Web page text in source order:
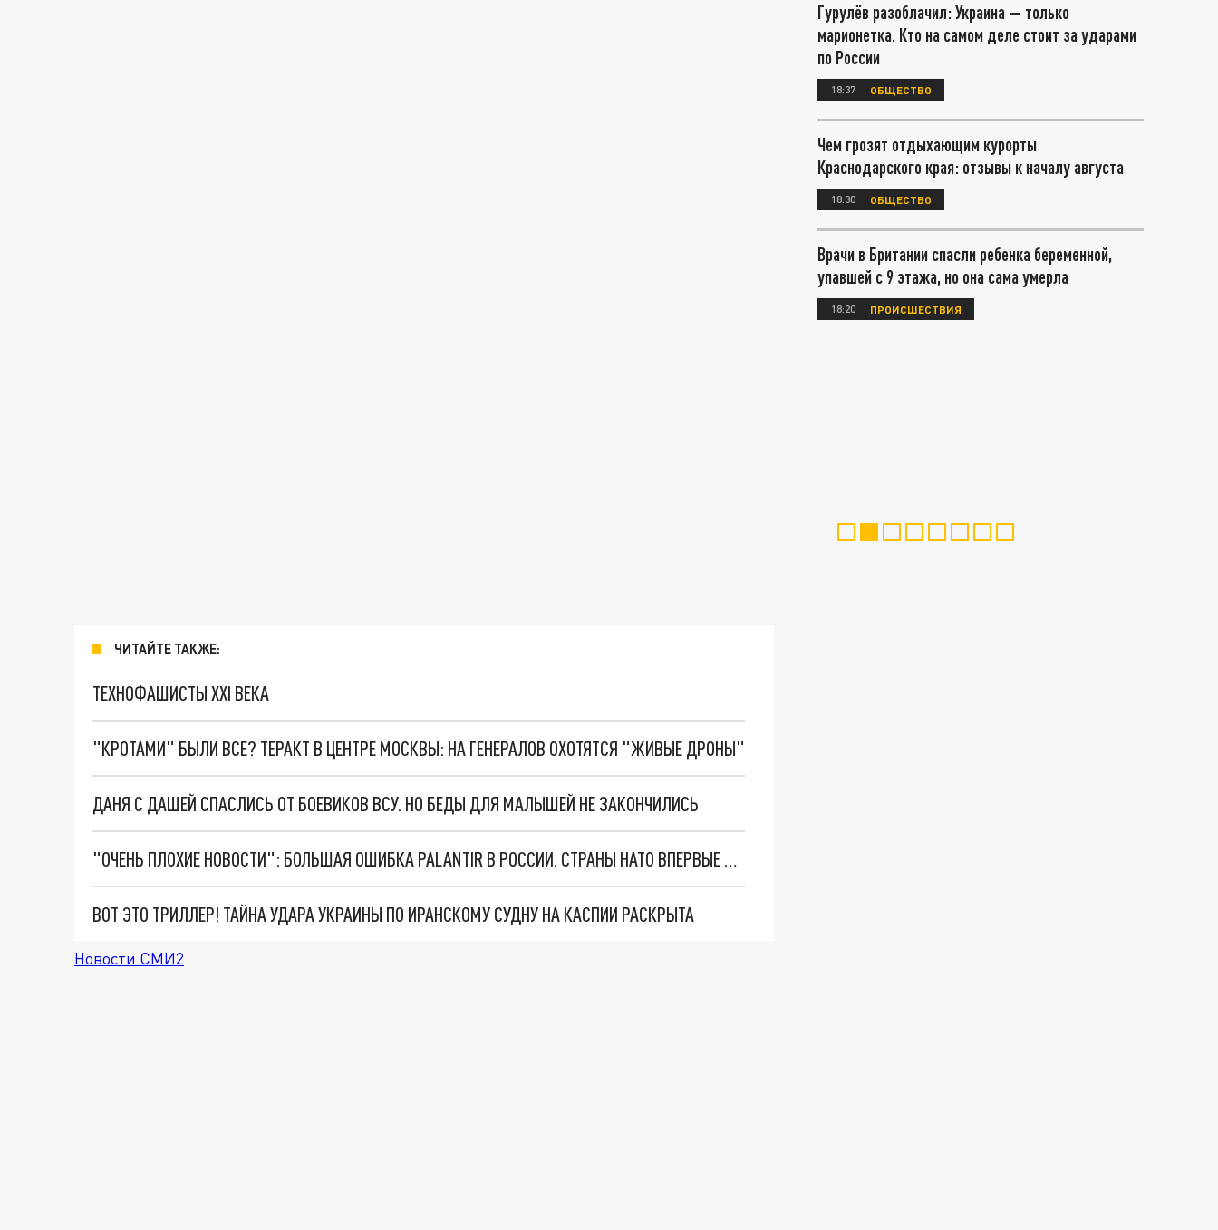
ЧИТАЙТЕ ТАКЖЕ:
ТЕХНОФАШИСТЫ XXI ВЕКА
"КРОТАМИ" БЫЛИ ВСЕ? ТЕРАКТ В ЦЕНТРЕ МОСКВЫ: НА ГЕНЕРАЛОВ ОХОТЯТСЯ "ЖИВЫЕ ДРОНЫ"
ДАНЯ С ДАШЕЙ СПАСЛИСЬ ОТ БОЕВИКОВ ВСУ. НО БЕДЫ ДЛЯ МАЛЫШЕЙ НЕ ЗАКОНЧИЛИСЬ
"ОЧЕНЬ ПЛОХИЕ НОВОСТИ": БОЛЬШАЯ ОШИБКА PALANTIR В РОССИИ. СТРАНЫ НАТО ВПЕРВЫЕ ЗА СВО ОСТАНОВИЛИ ПОСТАВКИ ОРУЖИЯ. ВСУ ТЕРЯЮТ ПРИГРАНИЧЬЕ?
ВОТ ЭТО ТРИЛЛЕР! ТАЙНА УДАРА УКРАИНЫ ПО ИРАНСКОМУ СУДНУ НА КАСПИИ РАСКРЫТА
Новости СМИ2
Гурулёв разоблачил: Украина — только
марионетка. Кто на самом деле стоит за ударами
по России
18:37 ОБЩЕСТВО
Чем грозят отдыхающим курорты
Краснодарского края: отзывы к началу августа
18:30 ОБЩЕСТВО
Врачи в Британии спасли ребенка беременной,
упавшей с 9 этажа, но она сама умерла
18:20 ПРОИСШЕСТВИЯ